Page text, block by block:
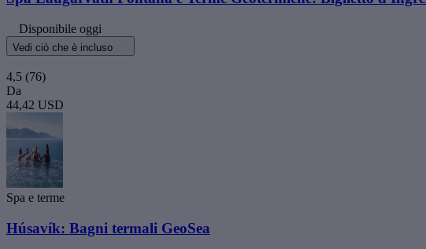
Disponibile oggi
Vedi ciò che è incluso
4,5 (76)
Da
44,42 USD
Spa e terme
Húsavík: Bagni termali GeoSea